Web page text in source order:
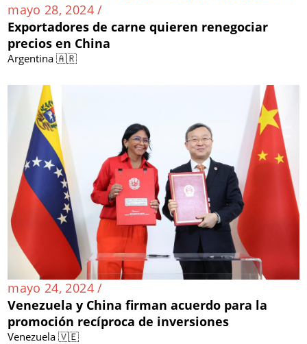
mayo 28, 2024 /
Exportadores de carne quieren renegociar
precios en China
Argentina 🇦🇷
mayo 24, 2024 /
Venezuela y China firman acuerdo para la
promoción recíproca de inversiones
Venezuela 🇻🇪